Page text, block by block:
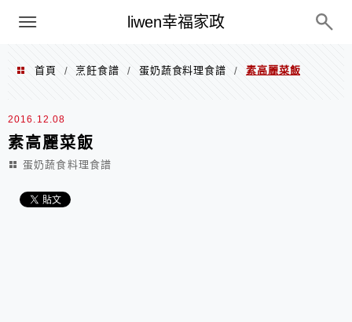
liwen幸福家政
menu
首頁 / 烹飪食譜 / 蛋奶蔬食料理食譜 / 素高麗菜飯
2016.12.08
素高麗菜飯
蛋奶蔬食料理食譜